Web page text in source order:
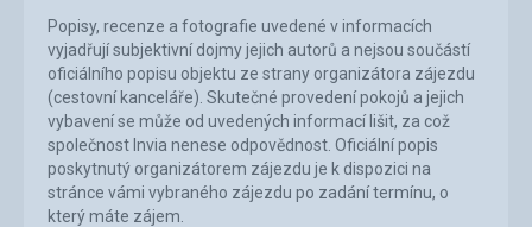
Popisy, recenze a fotografie uvedené v informacích
vyjadřují subjektivní dojmy jejich autorů a nejsou součástí
oficiálního popisu objektu ze strany organizátora zájezdu
(cestovní kanceláře). Skutečné provedení pokojů a jejich
vybavení se může od uvedených informací lišit, za což
společnost Invia nenese odpovědnost. Oficiální popis
poskytnutý organizátorem zájezdu je k dispozici na
stránce vámi vybraného zájezdu po zadání termínu, o
který máte zájem.